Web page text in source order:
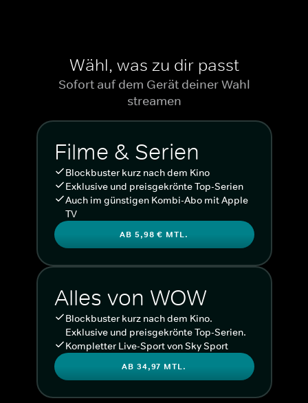
Wähl, was zu dir passt
Sofort auf dem Gerät deiner Wahl
streamen
Filme & Serien
Blockbuster kurz nach dem Kino
Exklusive und preisgekrönte Top-Serien
Auch im günstigen Kombi-Abo mit Apple
TV
AB 5,98 € MTL.
Alles von WOW
Blockbuster kurz nach dem Kino.
Exklusive und preisgekrönte Top-Serien.
Kompletter Live-Sport von Sky Sport
AB 34,97 MTL.